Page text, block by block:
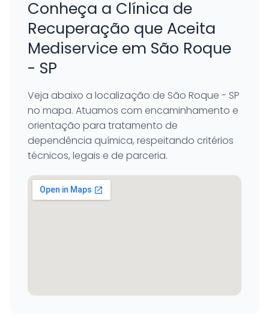
Conheça a Clínica de
Recuperação que Aceita
Mediservice em São Roque
- SP
Veja abaixo a localização de São Roque - SP
no mapa. Atuamos com encaminhamento e
orientação para tratamento de
dependência química, respeitando critérios
técnicos, legais e de parceria.